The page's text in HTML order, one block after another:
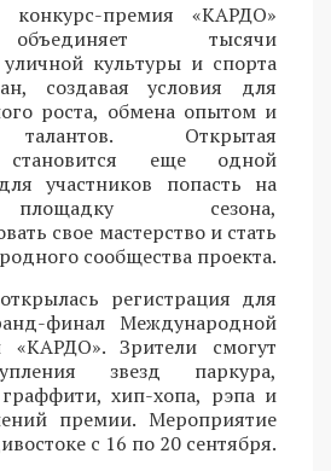
конкурс-премия «КАРДО»
тысячи
уличной культуры и спорта
создавая условия для
роста, обмена опытом и
талантов. Открытая
становится еще одной
участников попасть на
сезона,
свое мастерство и стать
сообщества проекта.
регистрация для
финал Международной
«КАРДО». Зрители смогут
звезд паркура,
хип-хопа, рэпа и
премии. Мероприятие
с 16 по 20 сентября.